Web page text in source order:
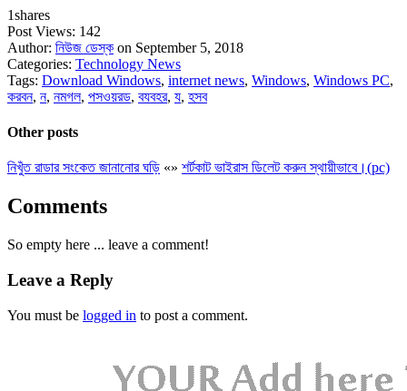
1shares
Post Views: 142
Author: নিউজ ডেস্ক on September 5, 2018
Categories: Technology News
Tags: Download Windows, internet news, Windows, Windows PC,
করবন, ন, নমগল, পসওয়রড, বযবহর, য, হসব
Other posts
নিখুঁত রাডার সংকেত জানানোর ঘড়ি «» শর্টকাট ভাইরাস ডিলেট করুন স্থায়ীভাবে।(pc)
Comments
So empty here ... leave a comment!
Leave a Reply
You must be logged in to post a comment.